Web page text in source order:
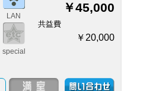
LAN
special
￥45,000
共益費
￥20,000